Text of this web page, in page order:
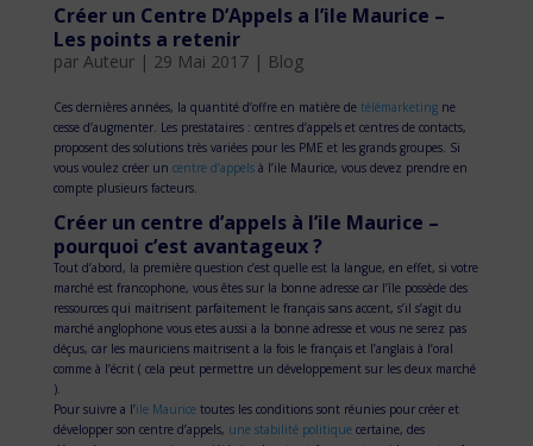
Créer un Centre D’Appels a l’ile Maurice –
Les points a retenir
par Auteur| 29 Mai 2017| Blog
Ces dernières années, la quantité d’offre en matière de télémarketingne
cesse d’augmenter. Les prestataires : centres d’appels et centres de contacts,
proposent des solutions très variées pour les PME et les grands groupes. Si
vous voulez créer un centre d’appelsà l’ile Maurice, vous devez prendre en
compte plusieurs facteurs.
Créer un centre d’appels à l’ile Maurice –
pourquoi c’est avantageux ?
Tout d’abord, la première question c’est quelle est la langue, en effet, si votre
marché est francophone, vous êtes sur la bonne adresse car l’île possède des
ressources qui maitrisent parfaitement le français sans accent, s’il s’agit du
marché anglophone vous etes aussi a la bonne adresse et vous ne serez pas
déçus, car les mauriciens maitrisent a la fois le français et l’anglais à l’oral
comme à l’écrit ( cela peut permettre un développement sur les deux marché
).
Pour suivre a l’ile Mauricetoutes les conditions sont réunies pour créer et
développer son centre d’appels, une stabilité politiquecertaine, des